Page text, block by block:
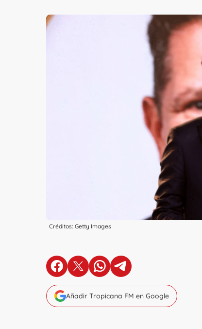
Créditos: Getty Images
en Facebook
en X en Whatsapp
en Telegram
Añadir Tropicana FM en Google